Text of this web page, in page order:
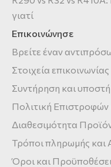
γιατί
Επικοινώνησε
Βρείτε έναν
Στοιχεία επικοινωνίας
Συντήρηση και
Πολιτική
Διαθεσιμότητα
Τρόποι πληρωμής
Όροι και